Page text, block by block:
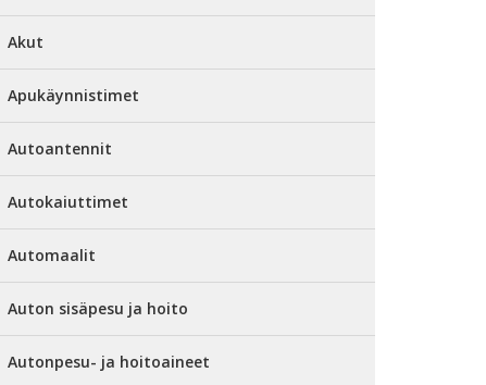
Akut
Apukäynnistimet
Autoantennit
Autokaiuttimet
Automaalit
Auton sisäpesu ja hoito
Autonpesu- ja hoitoaineet